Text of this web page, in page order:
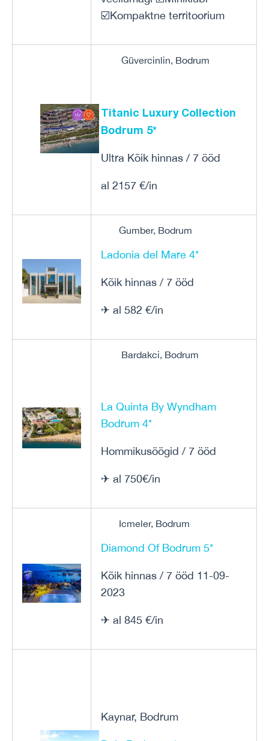
☑️Kompaktne territoorium
Güvercinlin, Bodrum
Titanic Luxury Collection
Bodrum 5*
Ultra Kõik hinnas / 7 ööd
al 2157 €/in
Gumber, Bodrum
Ladonia del Mare 4*
Kõik hinnas / 7 ööd
✈ al 582 €/in
Bardakci, Bodrum
La Quinta By Wyndham
Bodrum 4*
Hommikusöögid / 7 ööd
✈ al 750€/in
Icmeler, Bodrum
Diamond Of Bodrum 5*
Kõik hinnas / 7 ööd 11-09-
2023
✈ al 845 €/in
Kaynar, Bodrum